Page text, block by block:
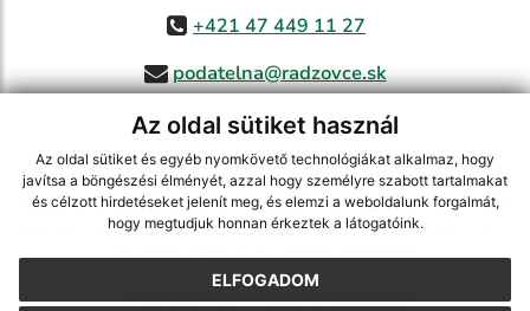
Az oldal sütiket használ
Az oldal sütiket és egyéb nyomkövető technológiákat alkalmaz, hogy
javítsa a böngészési élményét, azzal hogy személyre szabott tartalmakat
és célzott hirdetéseket jelenít meg, és elemzi a weboldalunk forgalmát,
hogy megtudjuk honnan érkeztek a látogatóink.
ELFOGADOM
+421 47 449 11 27
podatelna@radzovce.sk
jusson a legfrissebb információkhoz az RSS csatornánkon keresztűl,
ECHELON 2 tartalomkezelő rendszer,Honlap térkép,Internetes portál
webex.digital, s.r.o.,doménnevek ,doménnév regisztráció
A legutolsó frissítés időpontja:07.08.2026